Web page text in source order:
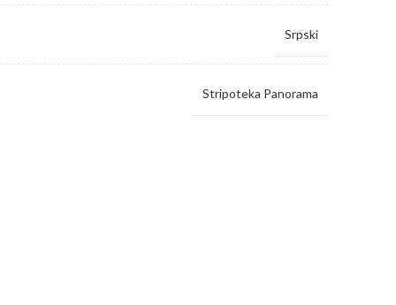
Srpski
Stripoteka Panorama